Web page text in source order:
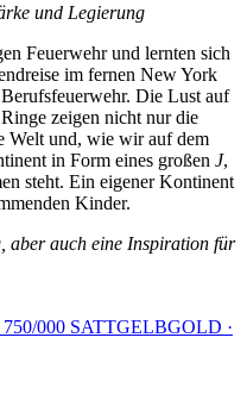
und Legierung
Feuerwehr und lernten sich
im fernen New York
Die Lust auf
zeigen nicht nur die
Welt und, wie wir auf dem
in Form eines großen J,
steht. Ein eigener Kontinent
Kinder.
aber auch eine Inspiration für
750/000 SATTGELBGOLD ·